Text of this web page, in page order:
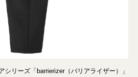
シリーズ「barrierizer（バリアライザー）」